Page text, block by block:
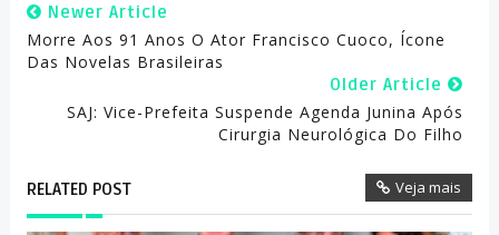
Newer Article
Morre Aos 91 Anos O Ator Francisco Cuoco, Ícone
Das Novelas Brasileiras
Older Article
SAJ: Vice-Prefeita Suspende Agenda Junina Após
Cirurgia Neurológica Do Filho
RELATED POST Veja mais